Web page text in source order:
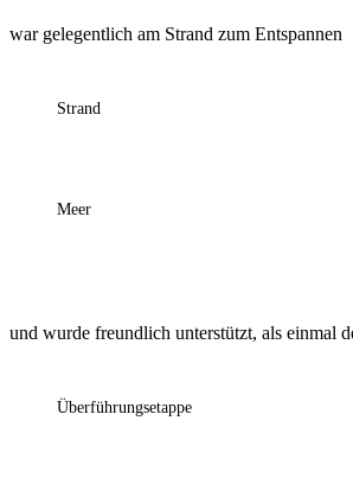
war gelegentlich am Strand zum Entspannen
Strand
Meer
und wurde freundlich unterstützt, als einmal
Überführungsetappe